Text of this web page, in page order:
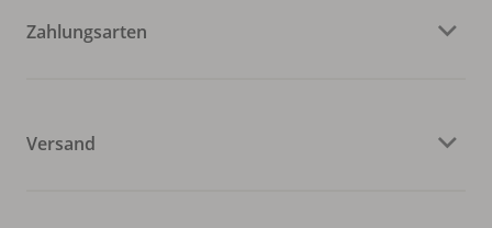
Zahlungsarten
Versand